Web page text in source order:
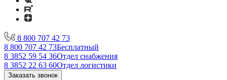
8 800 707 42 73
8 800 707 42 73Бесплатный
8 3852 59 54 36Отдел снабжения
8 3852 22 63 60Отдел логистики
Заказать звонок